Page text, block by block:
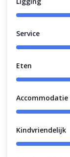
Service
Eten
Accommodatie
Kindvriendelijk